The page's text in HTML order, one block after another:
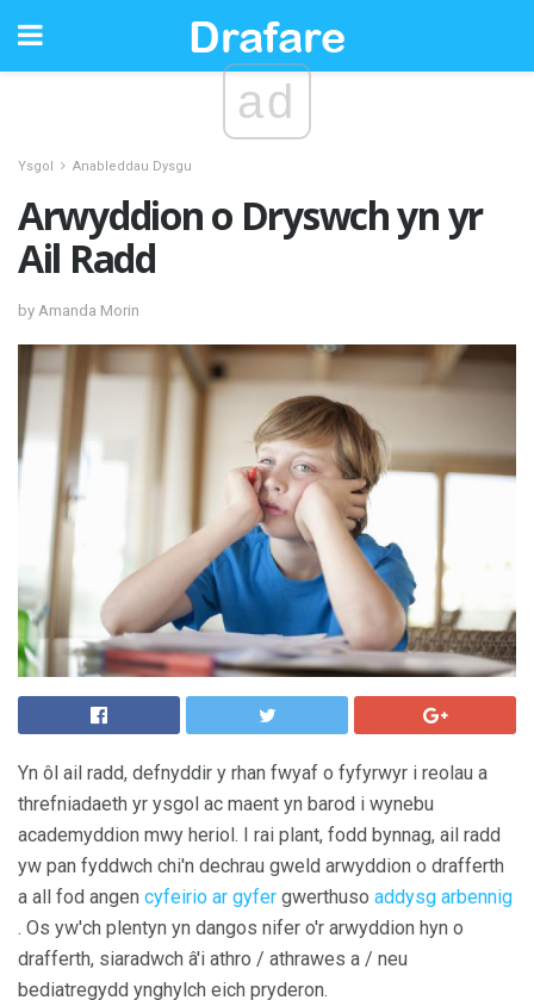
ad
Ysgol Anableddau Dysgu
Arwyddion o Dryswch yn yr
Ail Radd
by Amanda Morin
Yn ôl ail radd, defnyddir y rhan fwyaf o fyfyrwyr i reolau a
threfniadaeth yr ysgol ac maent yn barod i wynebu
academyddion mwy heriol. I rai plant, fodd bynnag, ail radd
yw pan fyddwch chi'n dechrau gweld arwyddion o drafferth
a all fod angen cyfeirio ar gyfer gwerthuso addysg arbennig
. Os yw'ch plentyn yn dangos nifer o'r arwyddion hyn o
drafferth, siaradwch â'i athro / athrawes a / neu
bediatregydd ynghylch eich pryderon.